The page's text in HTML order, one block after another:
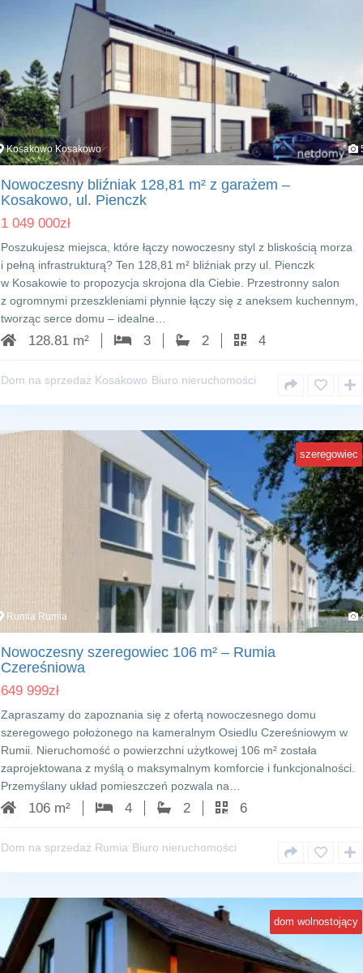
Kosakowo Kosakowo
Nowoczesny bliźniak 128,81 m² z garażem –
Kosakowo, ul. Pienczk
1 049 000zł
Poszukujesz miejsca, które łączy nowoczesny styl z bliskością morza
i pełną infrastrukturą? Ten 128,81 m² bliźniak przy ul. Pienczk
w Kosakowie to propozycja skrojona dla Ciebie. Przestronny salon
z ogromnymi przeszkleniami płynnie łączy się z aneksem kuchennym,
tworząc serce domu – idealne…
128.81 m² 3 2 4
Dom na sprzedaż Kosakowo Biuro nieruchomości
szeregowiec
Rumia Rumia
Nowoczesny szeregowiec 106 m² – Rumia
Czereśniowa
649 999zł
Zapraszamy do zapoznania się z ofertą nowoczesnego domu
szeregowego położonego na kameralnym Osiedlu Czereśniowym w
Rumii. Nieruchomość o powierzchni użytkowej 106 m² została
zaprojektowana z myślą o maksymalnym komforcie i funkcjonalności.
Przemyślany układ pomieszczeń pozwala na…
106 m² 4 2 6
Dom na sprzedaż Rumia Biuro nieruchomości
dom wolnostojący